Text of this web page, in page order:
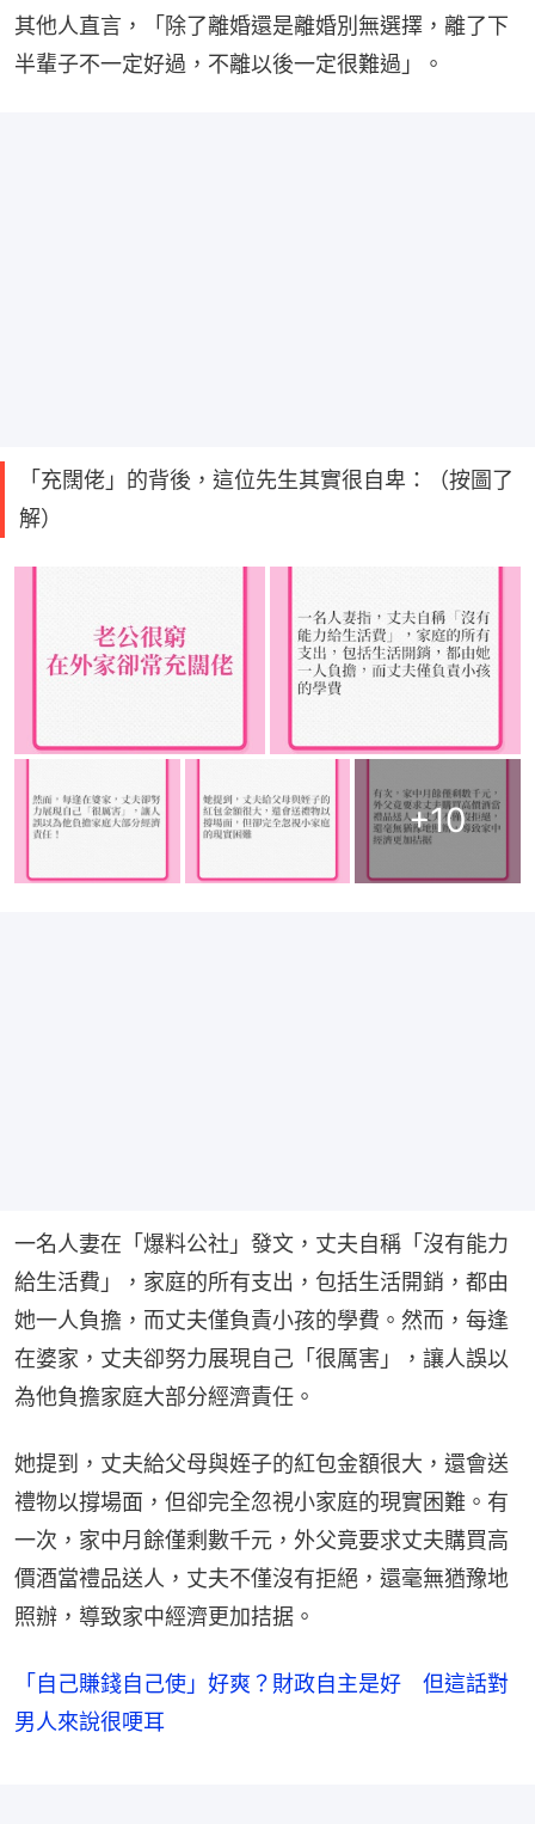
其他人直言，「除了離婚還是離婚別無選擇，離了下
半輩子不一定好過，不離以後一定很難過」。
「充闊佬」的背後，這位先生其實很自卑：（按圖了
解）
+10
一名人妻在「爆料公社」發文，丈夫自稱「沒有能力
給生活費」，家庭的所有支出，包括生活開銷，都由
她一人負擔，而丈夫僅負責小孩的學費。然而，每逢
在婆家，丈夫卻努力展現自己「很厲害」，讓人誤以
為他負擔家庭大部分經濟責任。
她提到，丈夫給父母與姪子的紅包金額很大，還會送
禮物以撐場面，但卻完全忽視小家庭的現實困難。有
一次，家中月餘僅剩數千元，外父竟要求丈夫購買高
價酒當禮品送人，丈夫不僅沒有拒絕，還毫無猶豫地
照辦，導致家中經濟更加拮据。
「自己賺錢自己使」好爽？財政自主是好 但這話對
男人來說很哽耳